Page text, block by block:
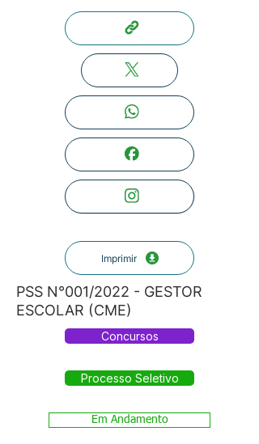
Imprimir
PSS N°001/2022 - GESTOR
ESCOLAR (CME)
Concursos
Processo Seletivo
Em Andamento